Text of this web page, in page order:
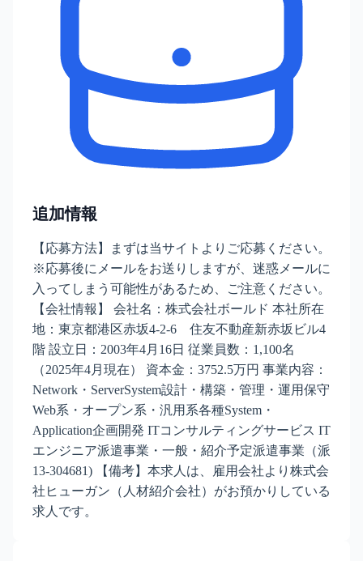
追加情報
【応募方法】まずは当サイトよりご応募ください。
※応募後にメールをお送りしますが、迷惑メールに
入ってしまう可能性があるため、ご注意ください。
【会社情報】 会社名：株式会社ボールド 本社所在
地：東京都港区赤坂4-2-6 住友不動産新赤坂ビル4
階 設立日：2003年4月16日 従業員数：1,100名
（2025年4月現在） 資本金：3752.5万円 事業内容：
Network・ServerSystem設計・構築・管理・運用保守
Web系・オープン系・汎用系各種System・
Application企画開発 ITコンサルティングサービス IT
エンジニア派遣事業・一般・紹介予定派遣事業（派
13-304681) 【備考】本求人は、雇用会社より株式会
社ヒューガン（人材紹介会社）がお預かりしている
求人です。